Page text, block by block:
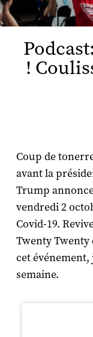
!
Coup de
avant la
Trump
vendredi 2
Covid-19.
Twenty Twenty
cet
semaine.